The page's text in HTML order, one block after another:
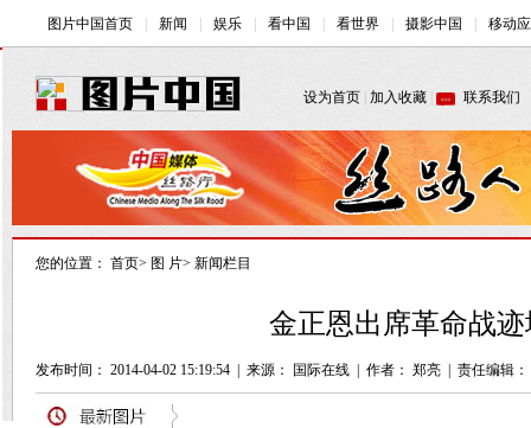
您的位置： 首页> 图 片> 新闻栏目
金正恩出席革命战
发布时间： 2014-04-02 15:19:54 来源： 国际在线 作者： 郑亮 责任编辑